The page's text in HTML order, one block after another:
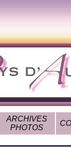
ARCHIVES
PHOTOS